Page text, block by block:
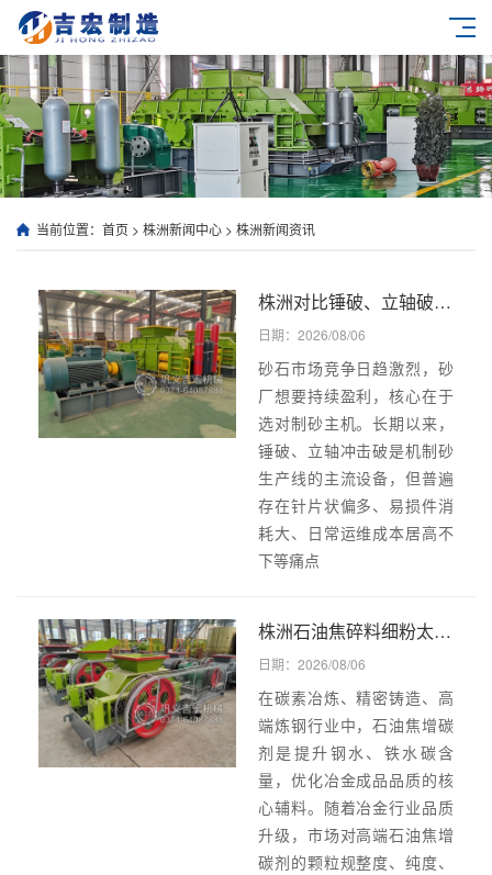
当前位置： 首页 > 株洲新闻中心 > 株洲新闻资讯
株洲对比锤破、立轴破优势明显,这款对辊制砂机粒型更好、磨损更低、运维更省!
日期：2026/08/06
砂石市场竞争日趋激烈，砂
厂想要持续盈利，核心在于
选对制砂主机。长期以来，
锤破、立轴冲击破是机制砂
生产线的主流设备，但普遍
存在针片状偏多、易损件消
耗大、日常运维成本居高不
下等痛点
株洲石油焦碎料细粉太多没法做高端增碳剂,原来是破碎设备选错,双齿辊轻松保住合格颗粒!
日期：2026/08/06
在碳素冶炼、精密铸造、高
端炼钢行业中，石油焦增碳
剂是提升钢水、铁水碳含
量，优化冶金成品品质的核
心辅料。随着冶金行业品质
升级，市场对高端石油焦增
碳剂的颗粒规整度、纯度、